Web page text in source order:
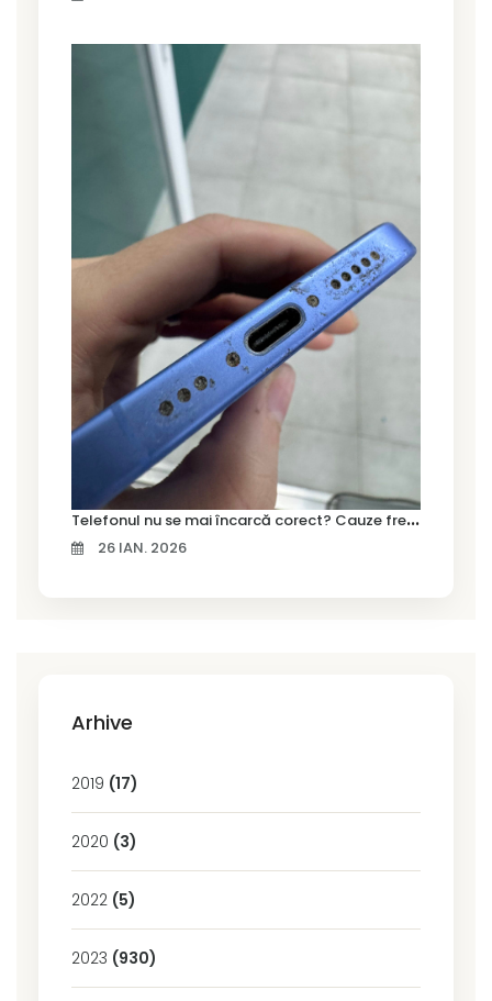
T
elefonul nu se mai încarcă corect? Cauze frecvente și soluții la service în Timișoara
26 IAN. 2026
Arhive
2019 (17)
2020 (3)
2022 (5)
2023 (930)